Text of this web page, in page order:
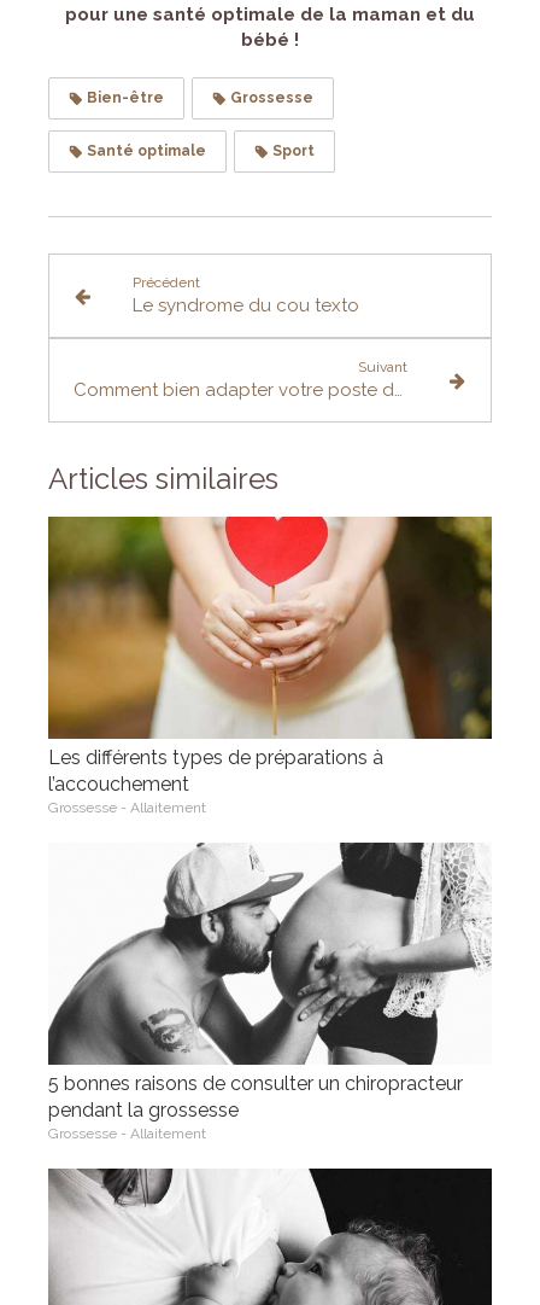
pour une santé optimale de la maman et du
bébé !
Bien-être Grossesse
Santé optimale Sport
Précédent
Le syndrome du cou texto
Suivant
Comment bien adapter votre poste de travail ?
Articles similaires
Les différents types de préparations à
l’accouchement
Grossesse - Allaitement
5 bonnes raisons de consulter un chiropracteur
pendant la grossesse
Grossesse - Allaitement